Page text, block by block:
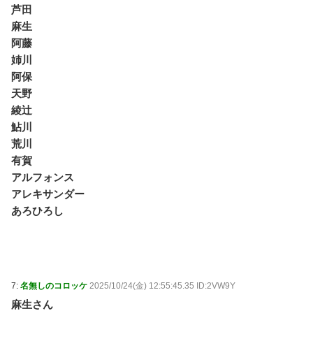
芦田
麻生
阿藤
姉川
阿保
天野
綾辻
鮎川
荒川
有賀
アルフォンス
アレキサンダー
あろひろし
7: 名無しのコロッケ 2025/10/24(金) 12:55:45.35 ID:2VW9Y
麻生さん